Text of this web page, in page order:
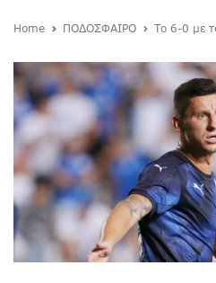
Home ΠΟΔΟΣΦΑΙΡΟ Το 6-0 με